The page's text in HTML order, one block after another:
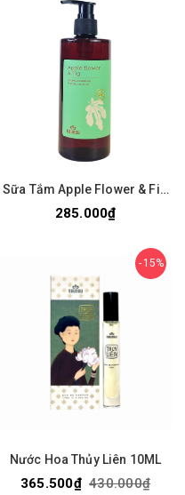
Sữa Tắm Apple Flower & Fig
300ML
285.000₫
15%
Nước Hoa Thủy Liên 10ML
365.500₫ 430.000₫